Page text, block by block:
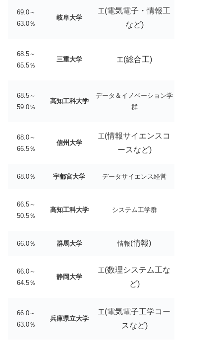
69.0～
63.0％
岐阜大学
工(電気電子・情報工
など)
68.5～
65.5％
三重大学 工(総合工)
68.5～
59.0％
高知工科大学
データ＆イノベーション学
群
68.0～
66.5％
信州大学
工(情報サイエンスコ
ースなど)
68.0％ 宇都宮大学 データサイエンス経営
66.5～
50.5％
高知工科大学 システム工学群
66.0％ 群馬大学 情報(情報)
66.0～
64.5％
静岡大学
工(数理システム工な
ど)
66.0～
63.0％
兵庫県立大学
工(電気電子工学コー
スなど)